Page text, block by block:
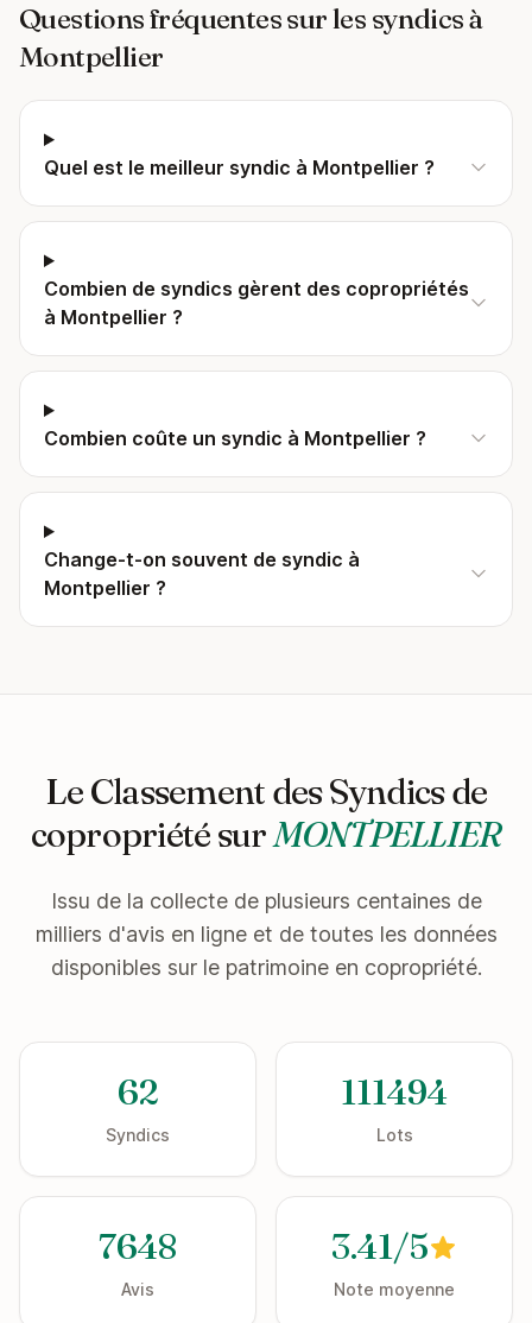
Questions fréquentes sur les syndics à
Montpellier
Quel est le meilleur syndic à Montpellier ?
Combien de syndics gèrent des copropriétés
à Montpellier ?
Combien coûte un syndic à Montpellier ?
Change-t-on souvent de syndic à
Montpellier ?
Le Classement des Syndics de
copropriété surMONTPELLIER
Issu de la collecte de plusieurs centaines de
milliers d'avis en ligne et de toutes les données
disponibles sur le patrimoine en copropriété.
62
Syndics
111494
Lots
7648
Avis
3.41/5
Note moyenne